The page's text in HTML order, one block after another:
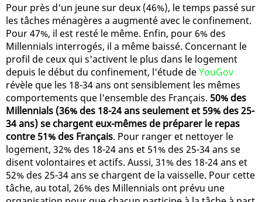
Pour près d'un jeune sur deux (46%), le temps passé sur
les tâches ménagères a augmenté avec le confinement.
Pour 47%, il est resté le même. Enfin, pour 6% des
Millennials interrogés, il a même baissé. Concernant le
profil de ceux qui s'activent le plus dans le logement
depuis le début du confinement, l'étude deYouGov
révèle que les 18-34 ans ont sensiblement les mêmes
comportements que l'ensemble des Français. 50% des
Millennials (36% des 18-24 ans seulement et 59% des 25-
34 ans) se chargent eux-mêmes de préparer le repas
contre 51% des Français. Pour ranger et nettoyer le
logement, 32% des 18-24 ans et 51% des 25-34 ans se
disent volontaires et actifs. Aussi, 31% des 18-24 ans et
52% des 25-34 ans se chargent de la vaisselle. Pour cette
tâche, au total, 26% des Millennials ont prévu une